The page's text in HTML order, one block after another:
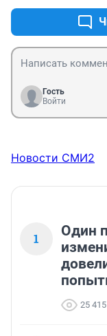
мероприятие
Гость
Войти
Новости СМИ2
1
Один
25 415